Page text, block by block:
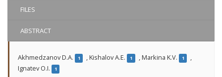
FILES
ABSTRACT
Akhmedzanov D.A. 1 ,Kishalov A.E. 1 ,Markina K.V. 1
,
Ignatev O.I.
1